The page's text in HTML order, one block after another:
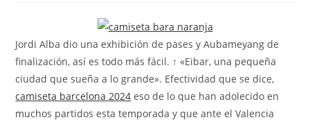
Jordi Alba dio una exhibición de pases y Aubameyang de
finalización, así es todo más fácil. ↑ «Eibar, una pequeña
ciudad que sueña a lo grande». Efectividad que se dice,
camiseta barcelona 2024 eso de lo que han adolecido en
muchos partidos esta temporada y que ante el Valencia